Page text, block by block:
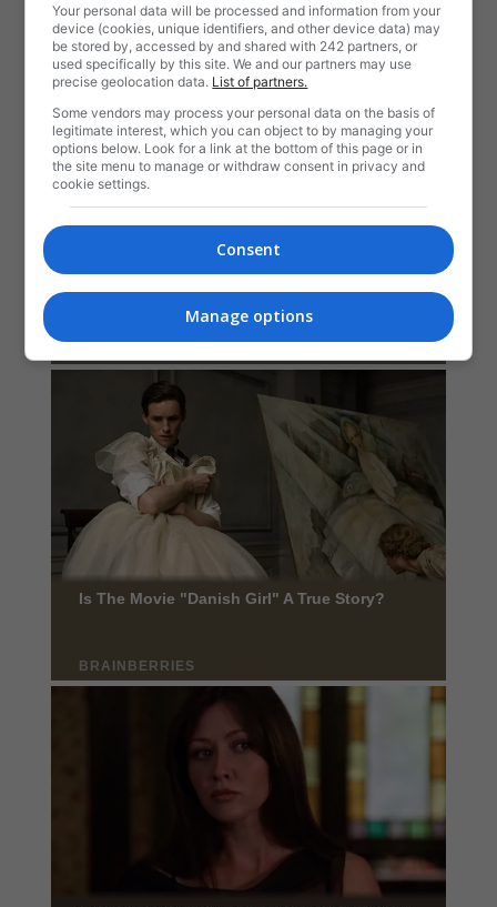
Your personal data will be processed and information from your
device (cookies, unique identifiers, and other device data) may
be stored by, accessed by and shared with 242 partners, or
used specifically by this site. We and our partners may use
precise geolocation data. List of partners.
Some vendors may process your personal data on the basis of
legitimate interest, which you can object to by managing your
options below. Look for a link at the bottom of this page or in
the site menu to manage or withdraw consent in privacy and
cookie settings.
Consent
Manage options